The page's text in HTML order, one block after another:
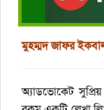
মুহম্মদ জাফর
অ্যাডভোকেট